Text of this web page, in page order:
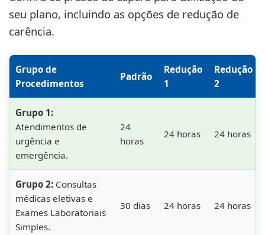
seu plano, incluindo as opções de redução de
carência.
Grupo de
Procedimentos
Padrão
Redução
1
Redução
2
Grupo 1:
Atendimentos de
urgência e
emergência.
24
horas
24 horas 24 horas
Grupo 2: Consultas
médicas eletivas e
Exames Laboratoriais
Simples.
30 dias 24 horas 24 horas